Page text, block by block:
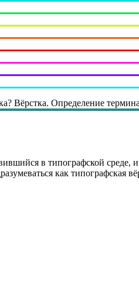
Вёрстка. Определение
в типографской среде,
как типографская